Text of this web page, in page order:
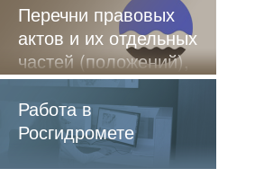
Перечни правовых
актов и их отдельных
частей (положений),
содержащие
обязательные
требования
Работа в
Росгидромете